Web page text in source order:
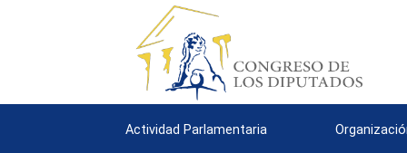
Actividad Parlamentaria